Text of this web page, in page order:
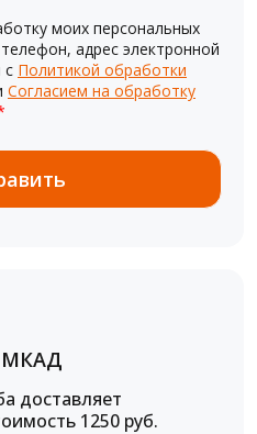
моих персональных
адрес электронной
с Политикой обработки
Согласием на обработку
МКАД
доставляет
1250 руб.